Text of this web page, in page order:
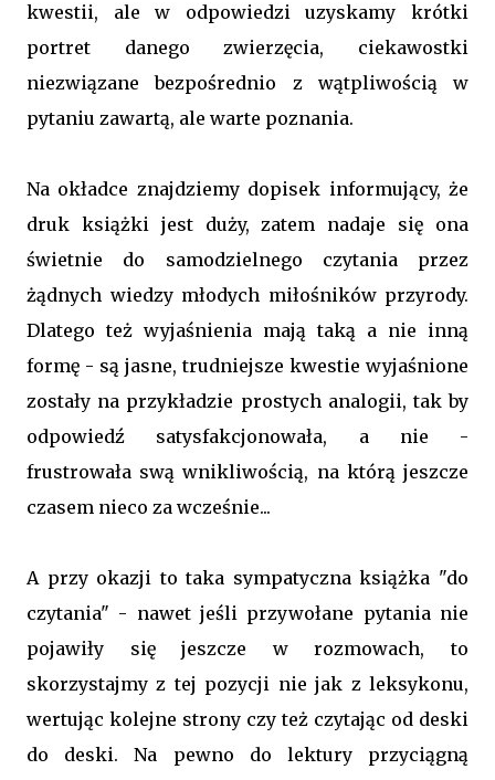
kwestii, ale w odpowiedzi uzyskamy krótki
portret danego zwierzęcia, ciekawostki
niezwiązane bezpośrednio z wątpliwością w
pytaniu zawartą, ale warte poznania.
Na okładce znajdziemy dopisek informujący, że
druk książki jest duży, zatem nadaje się ona
świetnie do samodzielnego czytania przez
żądnych wiedzy młodych miłośników przyrody.
Dlatego też wyjaśnienia mają taką a nie inną
formę - są jasne, trudniejsze kwestie wyjaśnione
zostały na przykładzie prostych analogii, tak by
odpowiedź satysfakcjonowała, a nie -
frustrowała swą wnikliwością, na którą jeszcze
czasem nieco za wcześnie...
A przy okazji to taka sympatyczna książka "do
czytania" - nawet jeśli przywołane pytania nie
pojawiły się jeszcze w rozmowach, to
skorzystajmy z tej pozycji nie jak z leksykonu,
wertując kolejne strony czy też czytając od deski
do deski. Na pewno do lektury przyciągną